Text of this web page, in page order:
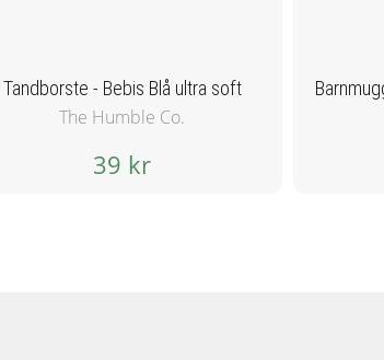
Tandborste - Bebis Blå ultra soft
The Humble Co.
39 kr